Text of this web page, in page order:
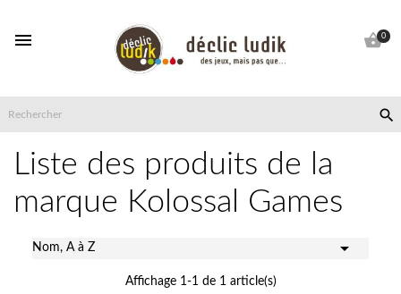
 0

Liste des produits de la
marque Kolossal Games
Nom, A à Z 
Affichage 1-1 de 1 article(s)